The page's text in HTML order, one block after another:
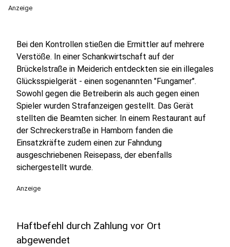
Anzeige
Bei den Kontrollen stießen die Ermittler auf mehrere
Verstöße. In einer Schankwirtschaft auf der
Brückelstraße in Meiderich entdeckten sie ein illegales
Glücksspielgerät - einen sogenannten "Fungamer".
Sowohl gegen die Betreiberin als auch gegen einen
Spieler wurden Strafanzeigen gestellt. Das Gerät
stellten die Beamten sicher. In einem Restaurant auf
der Schreckerstraße in Hamborn fanden die
Einsatzkräfte zudem einen zur Fahndung
ausgeschriebenen Reisepass, der ebenfalls
sichergestellt wurde.
Anzeige
Haftbefehl durch Zahlung vor Ort
abgewendet